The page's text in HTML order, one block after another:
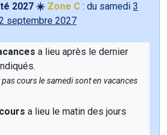
2027 ☀️ Zone C : du samedi 3
septembre 2027
a lieu après le dernier
cours le samedi sont en vacances
a lieu le matin des jours